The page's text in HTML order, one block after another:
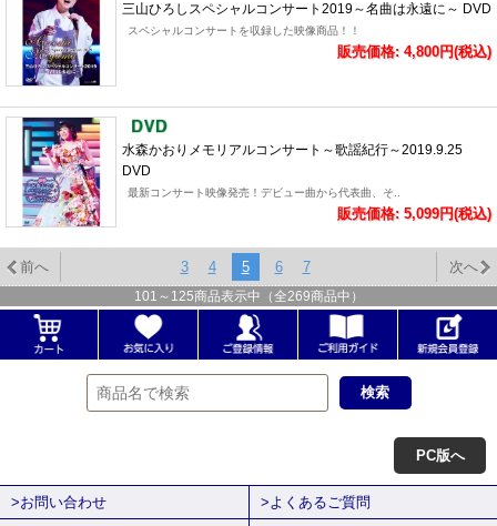
三山ひろしスペシャルコンサート2019～名曲は永遠に～ DVD
スペシャルコンサートを収録した映像商品！！
販売価格: 4,800円(税込)
水森かおりメモリアルコンサート～歌謡紀行～2019.9.25
DVD
最新コンサート映像発売！デビュー曲から代表曲、そ..
販売価格: 5,099円(税込)
前へ 3 4 5 6 7 次へ
101 ～ 125商品表示中（全269商品中）
PC版へ
>お問い合わせ >よくあるご質問